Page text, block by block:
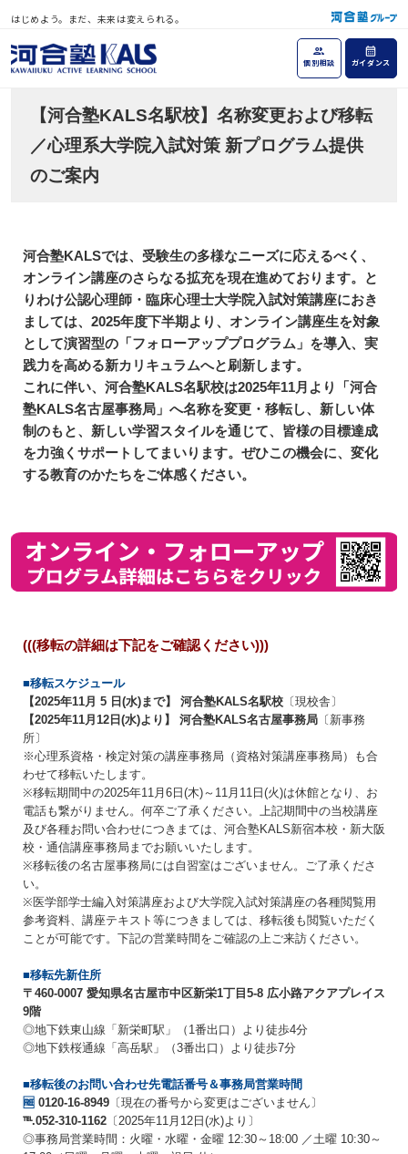
はじめよう。まだ、未来は変えられる。
個別相談 ガイダンス
【河合塾KALS名駅校】名称変更および移転
／心理系大学院入試対策 新プログラム提供
のご案内
河合塾KALSでは、受験生の多様なニーズに応えるべく、
オンライン講座のさらなる拡充を現在進めております。と
りわけ公認心理師・臨床心理士大学院入試対策講座におき
ましては、2025年度下半期より、オンライン講座生を対象
として演習型の「フォローアッププログラム」を導入、実
践力を高める新カリキュラムへと刷新します。
これに伴い、河合塾KALS名駅校は2025年11月より「河合
塾KALS名古屋事務局」へ名称を変更・移転し、新しい体
制のもと、新しい学習スタイルを通じて、皆様の目標達成
を力強くサポートしてまいります。ぜひこの機会に、変化
する教育のかたちをご体感ください。
(((移転の詳細は下記をご確認ください)))
■移転スケジュール
【2025年11月 5 日(水)まで】 河合塾KALS名駅校〔現校舎〕
【2025年11月12日(水)より】 河合塾KALS名古屋事務局〔新事務
所〕
※心理系資格・検定対策の講座事務局（資格対策講座事務局）も合
わせて移転いたします。
※移転期間中の2025年11月6日(木)～11月11日(火)は休館となり、お
電話も繋がりません。何卒ご了承ください。上記期間中の当校講座
及び各種お問い合わせにつきまては、河合塾KALS新宿本校・新大阪
校・通信講座事務局までお願いいたします。
※移転後の名古屋事務局には自習室はございません。ご了承くださ
い。
※医学部学士編入対策講座および大学院入試対策講座の各種閲覧用
参考資料、講座テキスト等につきましては、移転後も閲覧いただく
ことが可能です。下記の営業時間をご確認の上ご来訪ください。
■移転先新住所
〒460-0007 愛知県名古屋市中区新栄1丁目5-8 広小路アクアプレイス
9階
◎地下鉄東山線「新栄町駅」（1番出口）より徒歩4分
◎地下鉄桜通線「高岳駅」（3番出口）より徒歩7分
■移転後のお問い合わせ先電話番号＆事務局営業時間
🆓 0120-16-8949〔現在の番号から変更はございません〕
℡.052-310-1162〔2025年11月12日(水)より〕
◎事務局営業時間：火曜・水曜・金曜 12:30～18:00 ／土曜 10:30～